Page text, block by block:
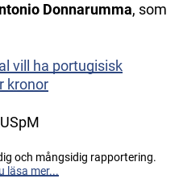
Donnarumma, som
vill ha portugisisk
kronor
och mångsidig rapportering.
läsa mer...